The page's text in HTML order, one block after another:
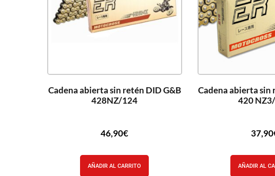
Cadena abierta sin retén DID G&B
428NZ/124
46,90€
AÑADIR AL CARRITO
Cadena abierta sin
420
37,90
AÑADIR AL